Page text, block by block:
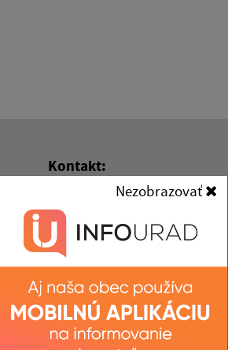
Kontakt:
Lúka 205
916 33 Lúka
kancelaria@obecluka.sk
+421 337 730 566
IČO: 00311758
Nezobrazovať